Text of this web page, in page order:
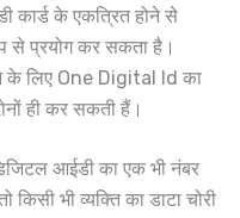
कार्ड के एकत्रित होने से
से प्रयोग कर सकता है।
के लिए One Digital Id का
ही कर सकती हैं।
आईडी का एक भी नंबर
भी व्यक्ति का डाटा चोरी